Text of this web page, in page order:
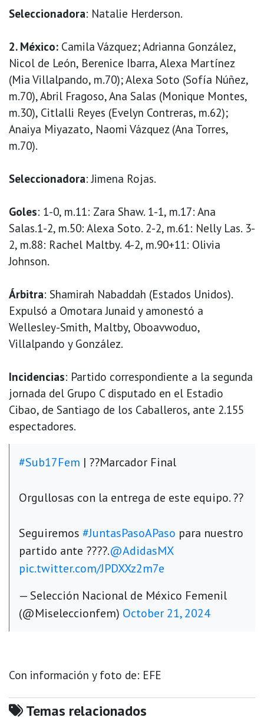
Seleccionadora: Natalie Herderson.
2. México: Camila Vázquez; Adrianna González,
Nicol de León, Berenice Ibarra, Alexa Martínez
(Mia Villalpando, m.70); Alexa Soto (Sofía Núñez,
m.70), Abril Fragoso, Ana Salas (Monique Montes,
m.30), Citlalli Reyes (Evelyn Contreras, m.62);
Anaiya Miyazato, Naomi Vázquez (Ana Torres,
m.70).
Seleccionadora: Jimena Rojas.
Goles: 1-0, m.11: Zara Shaw. 1-1, m.17: Ana
Salas.1-2, m.50: Alexa Soto. 2-2, m.61: Nelly Las. 3-
2, m.88: Rachel Maltby. 4-2, m.90+11: Olivia
Johnson.
Árbitra: Shamirah Nabaddah (Estados Unidos).
Expulsó a Omotara Junaid y amonestó a
Wellesley-Smith, Maltby, Oboavwoduo,
Villalpando y González.
Incidencias: Partido correspondiente a la segunda
jornada del Grupo C disputado en el Estadio
Cibao, de Santiago de los Caballeros, ante 2.155
espectadores.
#Sub17Fem | ??Marcador Final
Orgullosas con la entrega de este equipo. ??
Seguiremos #JuntasPasoAPaso para nuestro
partido ante ????.@AdidasMX
pic.twitter.com/JPDXXz2m7e
— Selección Nacional de México Femenil
(@Miseleccionfem) October 21, 2024
Con información y foto de: EFE
Temas relacionados